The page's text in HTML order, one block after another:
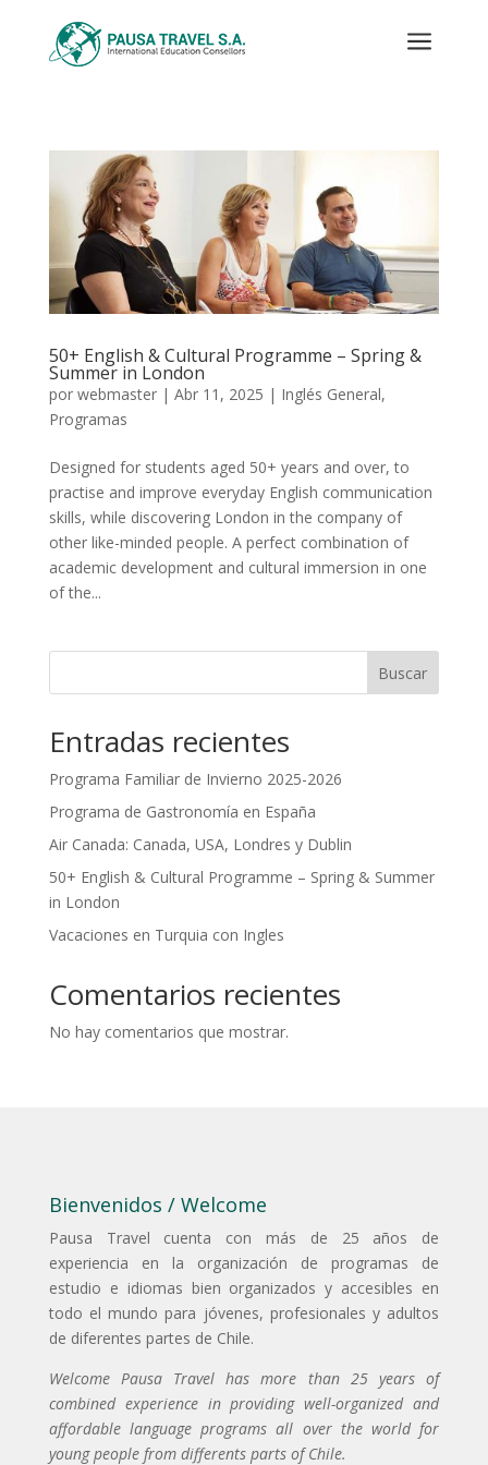
a
50+ English & Cultural Programme – Spring &
Summer in London
por webmaster| Abr 11, 2025 | Inglés General,
Programas
Designed for students aged 50+ years and over, to
practise and improve everyday English communication
skills, while discovering London in the company of
other like-minded people. A perfect combination of
academic development and cultural immersion in one
of the...
Buscar
Entradas recientes
Programa Familiar de Invierno 2025-2026
Programa de Gastronomía en España
Air Canada: Canada, USA, Londres y Dublin
50+ English & Cultural Programme – Spring & Summer
in London
Vacaciones en Turquia con Ingles
Comentarios recientes
No hay comentarios que mostrar.
Bienvenidos / Welcome
Pausa Travel cuenta con más de 25 años de
experiencia en la organización de programas de
estudio e idiomas bien organizados y accesibles en
todo el mundo para jóvenes, profesionales y adultos
de diferentes partes de Chile.
Welcome Pausa Travel has more than 25 years of
combined experience in providing well-organized and
affordable language programs all over the world for
young people from differents parts of Chile.